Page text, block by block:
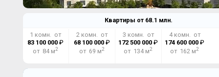
Квартиры от 68.1 млн.
1 комн. от
83 100 000 ₽
от 84 м2
2 комн. от
68 100 000 ₽
от 69 м2
3 комн. от
172 500 000 ₽
от 134 м2
4 комн. от
174 600 000 ₽
от 162 м2